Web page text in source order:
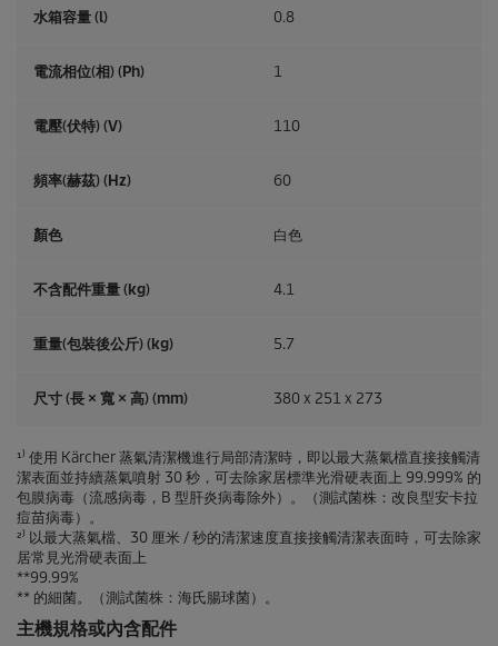
水箱容量 (l) 0.8
電流相位(相) (Ph) 1
電壓(伏特) (V) 110
頻率(赫茲) (Hz) 60
顏色 白色
不含配件重量 (kg) 4.1
重量(包裝後公斤) (kg) 5.7
尺寸 (長 × 寬 × 高) (mm) 380 x 251 x 273
¹⁾ 使用 Kärcher 蒸氣清潔機進行局部清潔時，即以最大蒸氣檔直接接觸清
潔表面並持續蒸氣噴射 30 秒，可去除家居標準光滑硬表面上 99.999% 的
包膜病毒（流感病毒，B 型肝炎病毒除外）。（測試菌株：改良型安卡拉
痘苗病毒）。
²⁾ 以最大蒸氣檔、30 厘米 / 秒的清潔速度直接接觸清潔表面時，可去除家
居常見光滑硬表面上
**99.99%
** 的細菌。（測試菌株：海氏腸球菌）。
主機規格或內含配件